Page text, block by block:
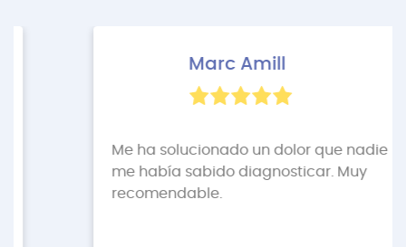
Marc Amill
Me ha solucionado un dolor que nadie
me había sabido diagnosticar. Muy
recomendable.